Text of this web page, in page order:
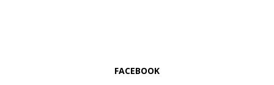
FACEBOOK